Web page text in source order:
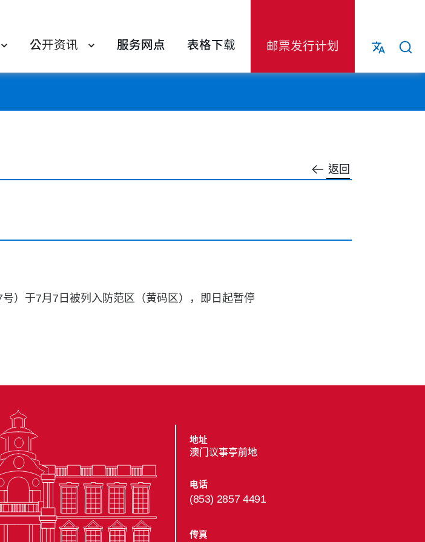
公开资讯 服务网点 表格下载 邮票发行计划
返回
）于7月7日被列入防范区（黄码区），即日起暂停
地址
澳门议事亭前地
电话
(853) 2857 4491
传真